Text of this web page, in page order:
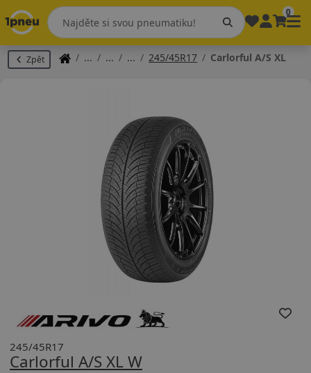
0
Zpět 245/45R17 Carlorful A/S XL
Carlorful A/S XL W
245/45R17